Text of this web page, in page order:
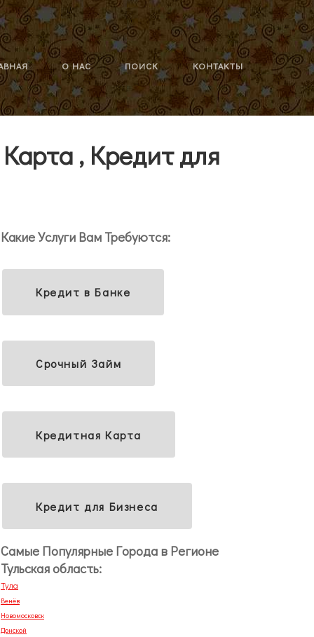
О НАС ПОИСК КОНТАКТЫ
, Кредит для
Какие Услуги Вам Требуются:
Кредит в Банке
Срочный Займ
Кредитная Карта
Кредит для Бизнеса
Самые Популярные Города в Регионе
Тульская область:
Тула
Венёв
Новомосковск
Донской